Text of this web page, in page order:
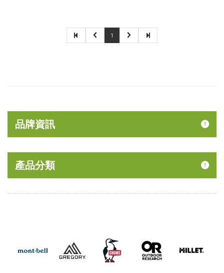
1
品牌資訊
產品分類